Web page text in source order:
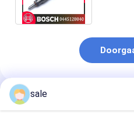
Geadviseerde Producten
sale